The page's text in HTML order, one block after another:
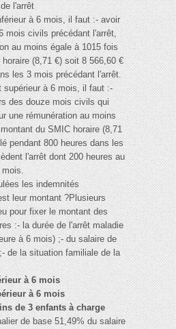
l'arrêt
à 6 mois, il faut :- avoir
mois civils précédant l'arrêt,
au moins égale à 1015 fois
(8,71 €) soit 8 566,60 €
les 3 mois précédant l'arrêt.
supérieur à 6 mois, il faut :-
des douze mois civils qui
une rémunération au moins
du SMIC horaire (8,71
pendant 800 heures dans les
l'arrêt dont 200 heures au
mois.
les indemnités
leur montant ?Plusieurs
pour fixer le montant des
:- la durée de l'arrêt maladie
à 6 mois) ;- du salaire de
de la situation familiale de la
à 6 mois
à 6 mois
de 3 enfants à charge
de base 51,49% du salaire